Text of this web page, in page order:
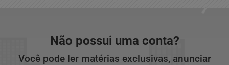
Não possui uma conta?
Você pode ler matérias exclusivas, anunciar